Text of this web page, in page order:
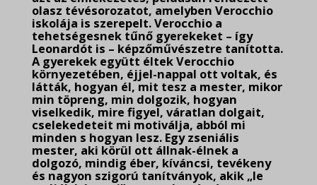
olasz tévésorozatot, amelyben Verocchio
iskolája is szerepelt. Verocchio a
tehetségesnek tűnő gyerekeket – így
Leonardót is – képzőművészetre tanította.
A gyerekek együtt éltek Verocchio
környezetében, éjjel-nappal ott voltak, és
látták, hogyan él, mit tesz a mester, mikor
min töpreng, min dolgozik, hogyan
viselkedik, mire figyel, váratlan dolgait,
cselekedeteit mi motiválja, abból mi
minden s hogyan lesz. Egy zseniális
mester, aki körül ott állnak-élnek a
dolgozó, mindig éber, kíváncsi, tevékeny
és nagyon szigorú tanítványok, akik „le